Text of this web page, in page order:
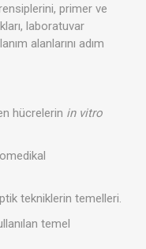
primer ve
laboratuvar
alanlarını adım
hücrelerin in vitro
tekniklerin temelleri.
temel